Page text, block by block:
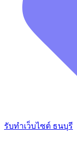
รับทำเว็บไซต์ ธนบุรี